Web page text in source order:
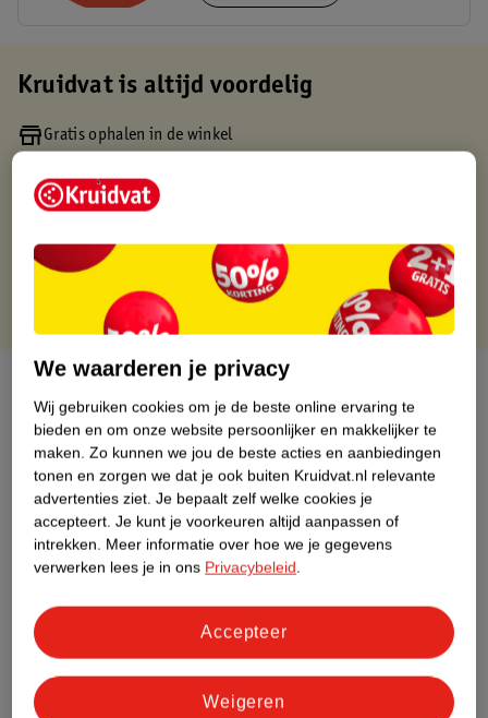
Kruidvat is altijd voordelig
Gratis ophalen in de winkel
Gratis thuisbezorgd vanaf 50.00
Gratis retourneren binnen 30 dagen
Gratis punten met je Kruidvat kaart
Over dit product
Productinformatie
Etiketinformatie
Nature Impact Score
Meer informatie
We waarderen je privacy
Wij gebruiken cookies om je de beste online ervaring te
bieden en om onze website persoonlijker en makkelijker te
maken. Zo kunnen we jou de beste acties en aanbiedingen
tonen en zorgen we dat je ook buiten Kruidvat.nl relevante
advertenties ziet. Je bepaalt zelf welke cookies je
accepteert. Je kunt je voorkeuren altijd aanpassen of
intrekken. Meer informatie over hoe we je gegevens
verwerken lees je in ons Privacybeleid.
Weigeren
Accepteer